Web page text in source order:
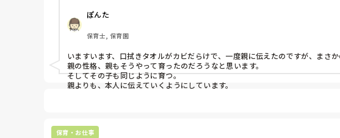
ぽんた
保育士, 保育園
いますいます、口拭きタオルがカビだらけで、一度親に伝えたのですが、まさ
親の性格、親もそうやって育ったのだろうなと思います。
そしてその子も同じように育つ。
保育・お仕事